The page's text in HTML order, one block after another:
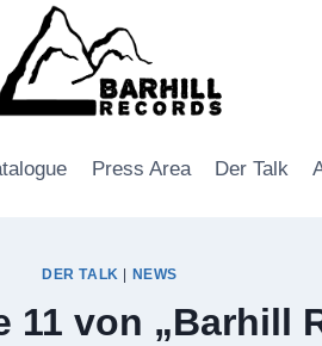
Press Area Der Talk
DER TALK NEWS
11 von „Barhill